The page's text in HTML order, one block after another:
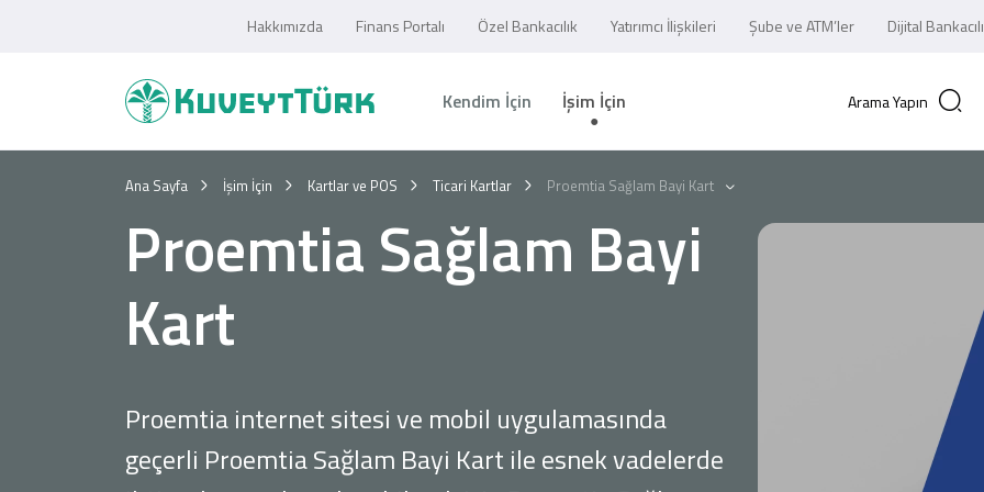
Hakkımızda Finans Portalı Özel Bankacılık Yatırımcı İlişkileri Şube ve ATM’ler Dijital
Kendim İçin İşim İçin Arama Yapın
Ana Sayfa İşim İçin Kartlar ve POS Ticari Kartlar Proemtia Sağlam Bayi Kart
Proemtia Sağlam Bayi
Kart
Proemtia internet sitesi ve mobil uygulamasında
geçerli Proemtia Sağlam Bayi Kart ile esnek vadelerde